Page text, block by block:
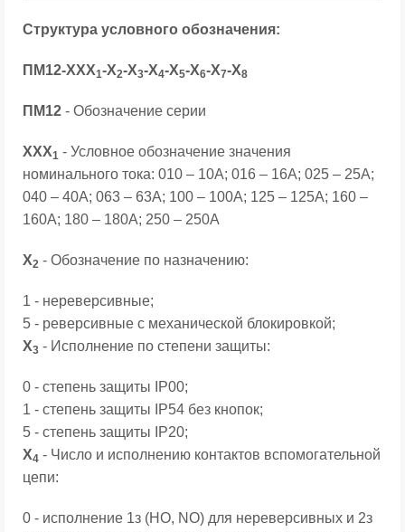
Структура условного обозначения:
ПМ12-ХХХ1-Х2-Х3-Х4-Х5-Х6-Х7-Х8
ПМ12 - Обозначение серии
ХХХ1 - Условное обозначение значения
номинального тока: 010 – 10А; 016 – 16А; 025 – 25А;
040 – 40А; 063 – 63А; 100 – 100А; 125 – 125А; 160 –
160А; 180 – 180А; 250 – 250А
Х2 - Обозначение по назначению:
1 - нереверсивные;
5 - реверсивные с механической блокировкой;
Х3 - Исполнение по степени защиты:
0 - степень защиты IP00;
1 - степень защиты IP54 без кнопок;
5 - степень защиты IP20;
Х4 - Число и исполнению контактов вспомогательной
цепи:
0 - исполнение 1з (НО, NO) для нереверсивных и 2з